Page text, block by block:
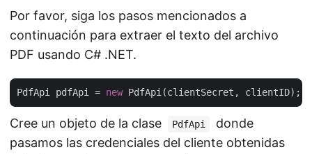
Por favor, siga los pasos mencionados a
continuación para extraer el texto del archivo
PDF usando C# .NET.
PdfApi pdfApi = new
Cree un objeto de la clase PdfApi
donde
pasamos las credenciales del cliente obtenidas